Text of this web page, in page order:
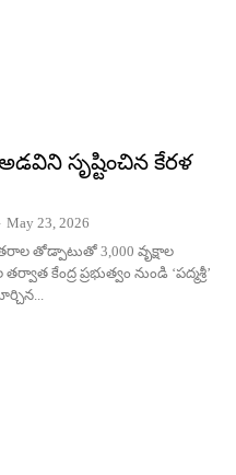
సృష్టించిన కేరళ
May 23, 2026
తోడ్పాటుతో 3,000 వృక్షాల
కేంద్ర ప్రభుత్వం నుండి ‘పద్మశ్రీ’